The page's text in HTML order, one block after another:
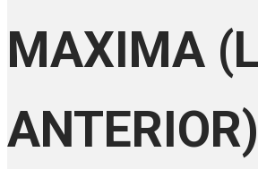
MAXIMA
ANTERIOR)